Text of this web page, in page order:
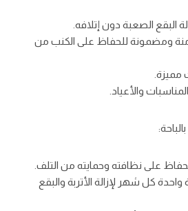
البقع الصعبة دون إتلافه.
ومضمونة للحفاظ على الكنب من
مميزة.
والأعياد.
على نظافته وحمايته من التلف.
واحدة كل شهر لإزالة الأتربة والبقع